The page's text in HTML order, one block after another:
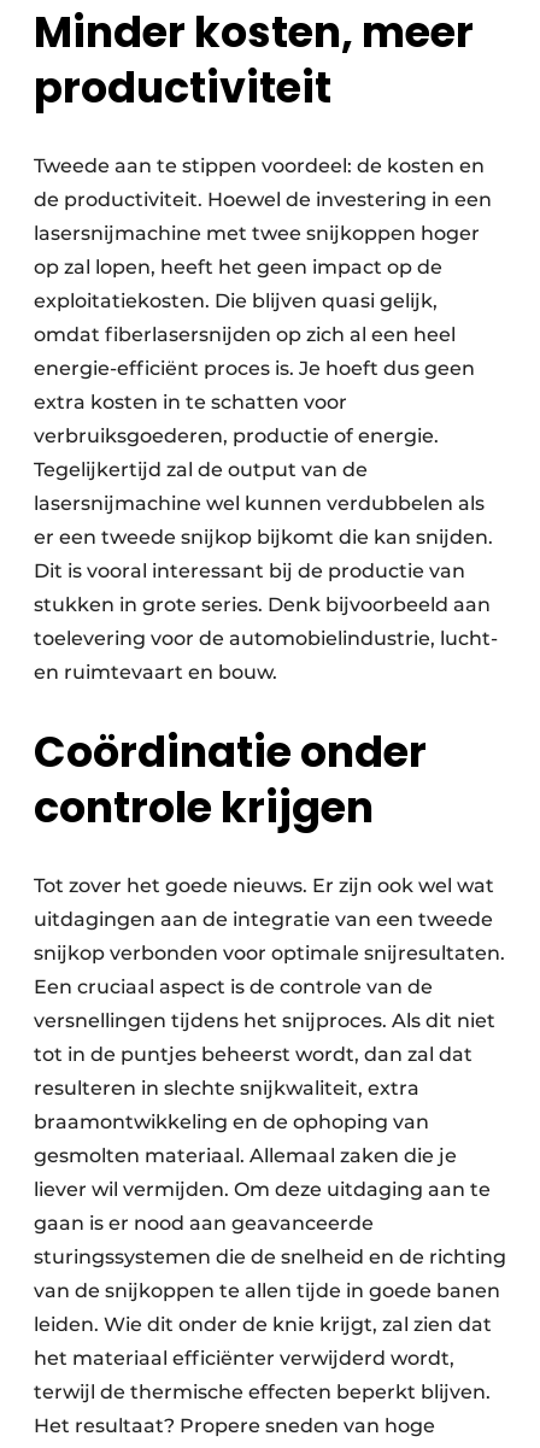
Minder kosten, meer
productiviteit
Tweede aan te stippen voordeel: de kosten en
de productiviteit. Hoewel de investering in een
lasersnijmachine met twee snijkoppen hoger
op zal lopen, heeft het geen impact op de
exploitatiekosten. Die blijven quasi gelijk,
omdat fiberlasersnijden op zich al een heel
energie-efficiënt proces is. Je hoeft dus geen
extra kosten in te schatten voor
verbruiksgoederen, productie of energie.
Tegelijkertijd zal de output van de
lasersnijmachine wel kunnen verdubbelen als
er een tweede snijkop bijkomt die kan snijden.
Dit is vooral interessant bij de productie van
stukken in grote series. Denk bijvoorbeeld aan
toelevering voor de automobielindustrie, lucht-
en ruimtevaart en bouw.
Coördinatie onder
controle krijgen
Tot zover het goede nieuws. Er zijn ook wel wat
uitdagingen aan de integratie van een tweede
snijkop verbonden voor optimale snijresultaten.
Een cruciaal aspect is de controle van de
versnellingen tijdens het snijproces. Als dit niet
tot in de puntjes beheerst wordt, dan zal dat
resulteren in slechte snijkwaliteit, extra
braamontwikkeling en de ophoping van
gesmolten materiaal. Allemaal zaken die je
liever wil vermijden. Om deze uitdaging aan te
gaan is er nood aan geavanceerde
sturingssystemen die de snelheid en de richting
van de snijkoppen te allen tijde in goede banen
leiden. Wie dit onder de knie krijgt, zal zien dat
het materiaal efficiënter verwijderd wordt,
terwijl de thermische effecten beperkt blijven.
Het resultaat? Propere sneden van hoge